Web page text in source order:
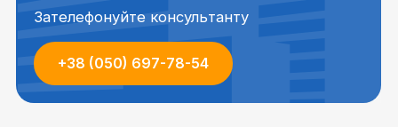
Зателефонуйте консультанту
+38 (050) 697-78-54